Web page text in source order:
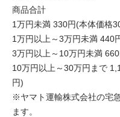
商品合計
1万円未満 330円(本体価格
1万円以上～3万円未満 440
3万円以上～10万円未満
10万円以上～30万円まで
円)
※ヤマト運輸株式会社の宅
ます。